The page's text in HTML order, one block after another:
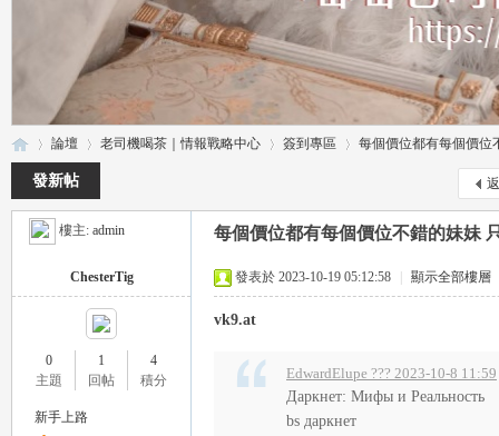
»
論壇
›
老司機喝茶｜情報戰略中心
›
簽到專區
›
每個價位都有每個價位
發新帖
樓主: admin 每個價位都有每個價位不錯的妹妹
ChesterTig
0
主題
1
回帖
4
積分
新手上路
發表於 2023-10-19 05:12:58 顯示全部樓層
vk9.at
EdwardElupe ??? 2023-10-8 11:59
Даркнет: Мифы и Реальность
bs даркнет